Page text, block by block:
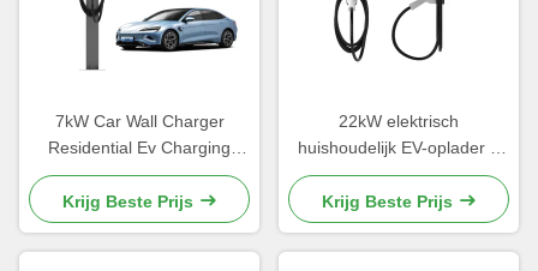
7kW Car Wall Charger
Residential Ev Charging
Stations 32A RFID Type1
Type2 Standard
Krijg Beste Prijs
22kW elektrisch
huishoudelijk EV-oplader 3
fase 400V 32Amp Muurtje
aan de muur Makkelijk te
installeren
Krijg Beste Prijs